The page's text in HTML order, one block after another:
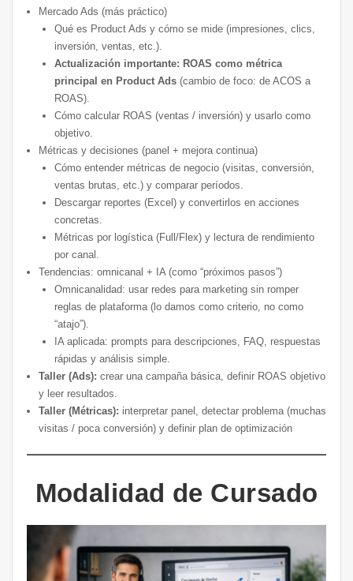
Mercado Ads (más práctico)
Qué es Product Ads y cómo se mide (impresiones, clics,
inversión, ventas, etc.).
Actualización importante: ROAS como métrica
principal en Product Ads (cambio de foco: de ACOS a
ROAS).
Cómo calcular ROAS (ventas / inversión) y usarlo como
objetivo.
Métricas y decisiones (panel + mejora continua)
Cómo entender métricas de negocio (visitas, conversión,
ventas brutas, etc.) y comparar períodos.
Descargar reportes (Excel) y convertirlos en acciones
concretas.
Métricas por logística (Full/Flex) y lectura de rendimiento
por canal.
Tendencias: omnicanal + IA (como “próximos pasos”)
Omnicanalidad: usar redes para marketing sin romper
reglas de plataforma (lo damos como criterio, no como
“atajo”).
IA aplicada: prompts para descripciones, FAQ, respuestas
rápidas y análisis simple.
Taller (Ads): crear una campaña básica, definir ROAS objetivo
y leer resultados.
Taller (Métricas): interpretar panel, detectar problema (muchas
visitas / poca conversión) y definir plan de optimización
Modalidad de Cursado